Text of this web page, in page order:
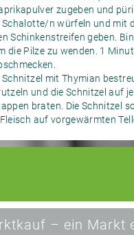
zugeben und
Schalotte/n würfeln und mit
Schinkenstreifen geben.
die Pilze zu wenden. 1
Schnitzel mit Thymian
und die Schnitzel auf
braten. Die Schnitzel
auf vorgewärmten
– ein Markt